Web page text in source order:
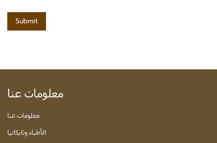
Submit
معلومات عنا
معلومات عنا
الأطباء وثايكانيا